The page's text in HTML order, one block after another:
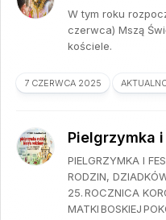
W tym roku
czerwca) Mszą
kościele.
7 CZERWCA 2025
Pielgrzymka
PIELGRZYMKA I
RODZIN,
25. ROCZNICA
MATKI BOSKIEJ